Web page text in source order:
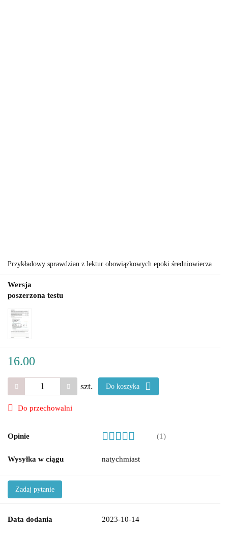
Przykładowy sprawdzian z lektur obowiązkowych epoki średniowiecza
Wersja
poszerzona testu
16.00
szt. Do koszyka
Do przechowalni
Opinie (1)
Wysyłka w ciągu natychmiast
Zadaj pytanie
Data dodania 2023-10-14